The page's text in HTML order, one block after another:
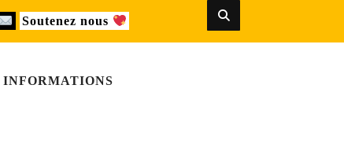
Soutenez nous
INFORMATIONS